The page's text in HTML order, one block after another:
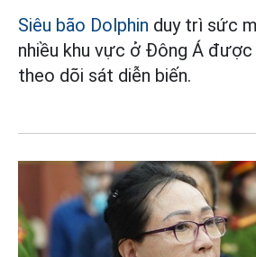
Siêu bão Dolphin duy trì sức
nhiều khu vực ở Đông Á được
theo dõi sát diễn biến.